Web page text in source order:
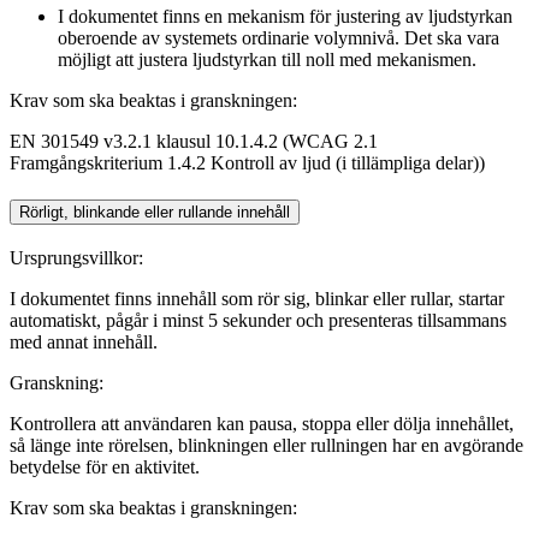
I dokumentet finns en mekanism för justering av ljudstyrkan
oberoende av systemets ordinarie volymnivå. Det ska vara
möjligt att justera ljudstyrkan till noll med mekanismen.
Krav som ska beaktas i granskningen:
EN 301549 v3.2.1 klausul 10.1.4.2 (WCAG 2.1
Framgångskriterium 1.4.2 Kontroll av ljud (i tillämpliga delar))
Rörligt, blinkande eller rullande innehåll
Ursprungsvillkor:
I dokumentet finns innehåll som rör sig, blinkar eller rullar, startar
automatiskt, pågår i minst 5 sekunder och presenteras tillsammans
med annat innehåll.
Granskning:
Kontrollera att användaren kan pausa, stoppa eller dölja innehållet,
så länge inte rörelsen, blinkningen eller rullningen har en avgörande
betydelse för en aktivitet.
Krav som ska beaktas i granskningen: